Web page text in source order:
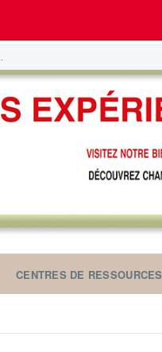
CENTRES DE RESSOURCES